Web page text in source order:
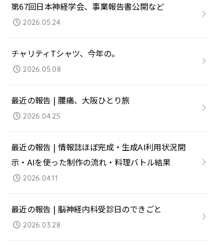
第67回日本神経学会、事業報告書公開など
2026.05.24
チャリティTシャツ、今年の。
2026.05.08
最近の報告 | 腰痛、大阪ひとり旅
2026.04.25
最近の報告 | 情報誌ほぼ完成・生成AI利用状況開
示・AIを使った制作の流れ・料理バトル結果
2026.04.11
最近の報告 | 脳神経内科受診日のできごと
2026.03.28